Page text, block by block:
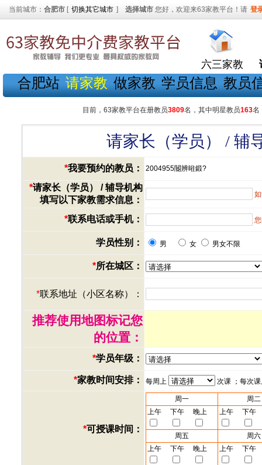
当前城市： 合肥市 [ 切换其它城市 ] 选择城市 您好，欢迎来63家教平台！请 登
六三家教
合肥站 请家教 做家教 学员信息 教员
目前，63家教平台在册教员3809名，其中明星教员163名
请家长（学员） / 辅
*我要预约的教员： 2004955閽辨暀鍛?
*请家长（学员） / 辅导机构
填写以下家教需求信息：
*联系电话或手机：
学员性别： 男 女 男女不限
*所在城区：
*联系地址（小区名称）：
推荐使用地图标记您
的位置：
*学员年级：
*家教时间安排： 每周上 次课 ；每次
*可授课时间：
周一
周二
上午
下午 晚上 上午 下午
周五
周六
上午
下午 晚上 上午 下午